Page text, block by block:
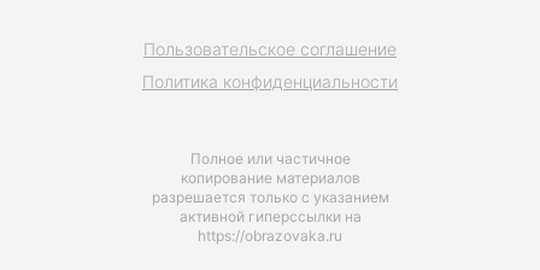
Полное или частичное
копирование материалов
разрешается только с указанием
активной гиперссылки на
https://obrazovaka.ru
Пользовательское соглашение
Политика конфиденциальности